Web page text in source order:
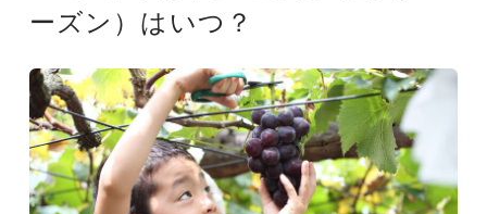
ーズン）はいつ？